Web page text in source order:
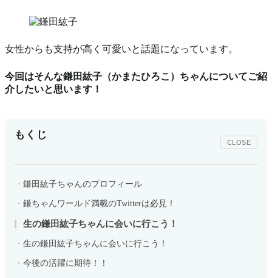
女性からも支持が高く可愛いと話題になっています。
今回はそんな鎌田紘子（かまたひろこ）ちゃんについてご紹
介したいと思います！
もくじ
CLOSE
鎌田紘子ちゃんのプロフィール
鎌ちゃんワールド満載のTwitterは必見！
生の鎌田紘子ちゃんに会いに行こう！
生の鎌田紘子ちゃんに会いに行こう！
今後の活躍に期待！！